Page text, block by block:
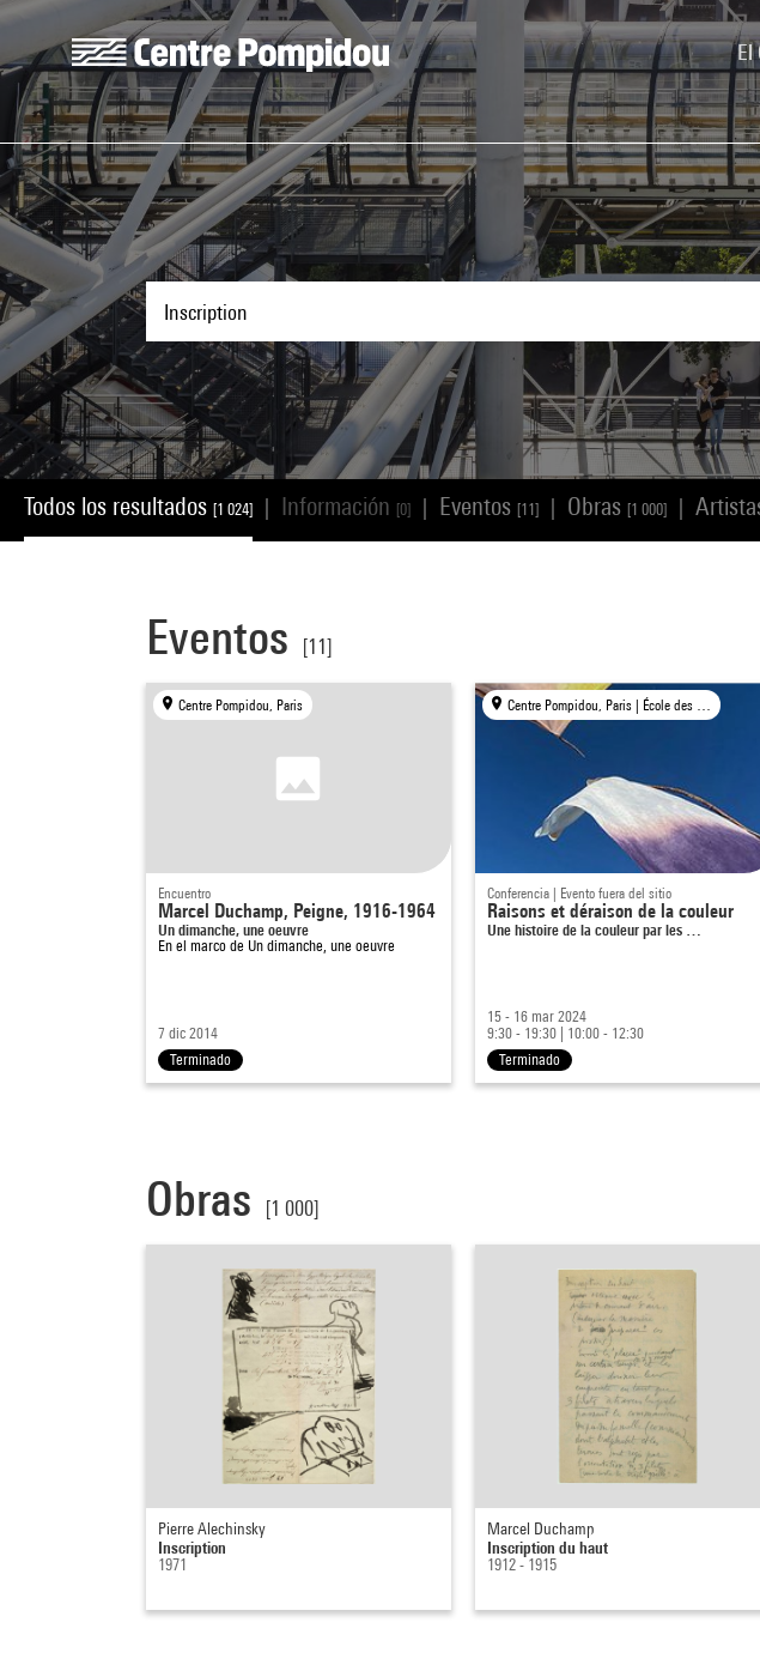
Skip to main content
Centre Pompidou
El
Todos los resultados [1 024] Información [0] Eventos [11] Obras [1 000]
Eventos [11]
Centre Pompidou, Paris
Encuentro
Marcel Duchamp, Peigne, 1916-1964
Un dimanche, une oeuvre
En el marco de Un dimanche, une oeuvre
7 dic 2014
Terminado
Centre Pompidou, Paris | École des arts décoratifs, Paris
Conferencia | Evento fuera del sitio
Raisons et déraison de la couleur
Une histoire de la couleur par les …
15 - 16 mar 2024
9:30 - 19:30| 10:00 - 12:30
Terminado
Obras [1 000]
Pierre Alechinsky
Inscription
1971
Marcel Duchamp
Inscription du haut
1912 - 1915